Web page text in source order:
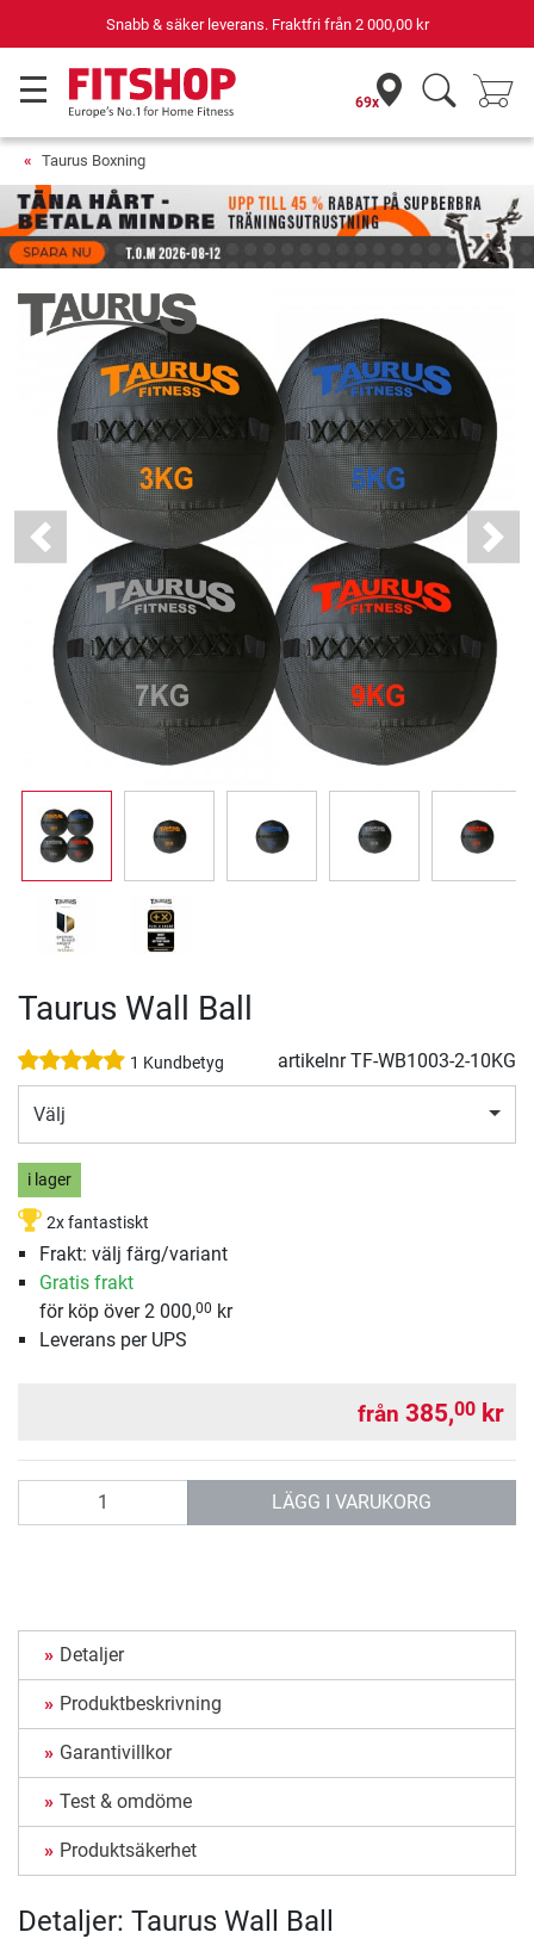
Snabb & säker leverans. Fraktfri från 2 000,00 kr
69x
Taurus Boxning
Previous Next
Taurus Wall Ball
1 Kundbetyg artikelnrTF-WB1003-2-10KG
Välj
i lager
2x fantastiskt
Frakt: välj färg/variant
Gratis frakt
för köp över 2 000,00 kr
Leverans per UPS
från 385,00 kr
LÄGG I VARUKORG
Detaljer
Produktbeskrivning
Garantivillkor
Test & omdöme
Produktsäkerhet
Detaljer: Taurus Wall Ball